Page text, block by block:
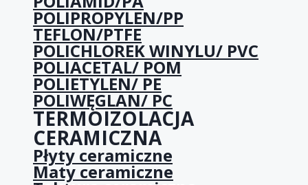
POLIPROPYLEN/PP
TEFLON/PTFE
POLICHLOREK WINYLU/ PVC
POLIACETAL/ POM
POLIETYLEN/ PE
POLIWĘGLAN/ PC
TERMOIZOLACJA
CERAMICZNA
Płyty ceramiczne
Maty ceramiczne